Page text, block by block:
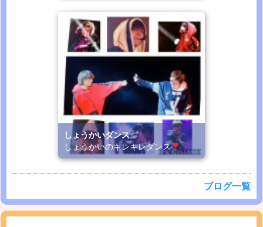
しょうかいダンス
しょうかいのキレキレダンス
ブログ一覧